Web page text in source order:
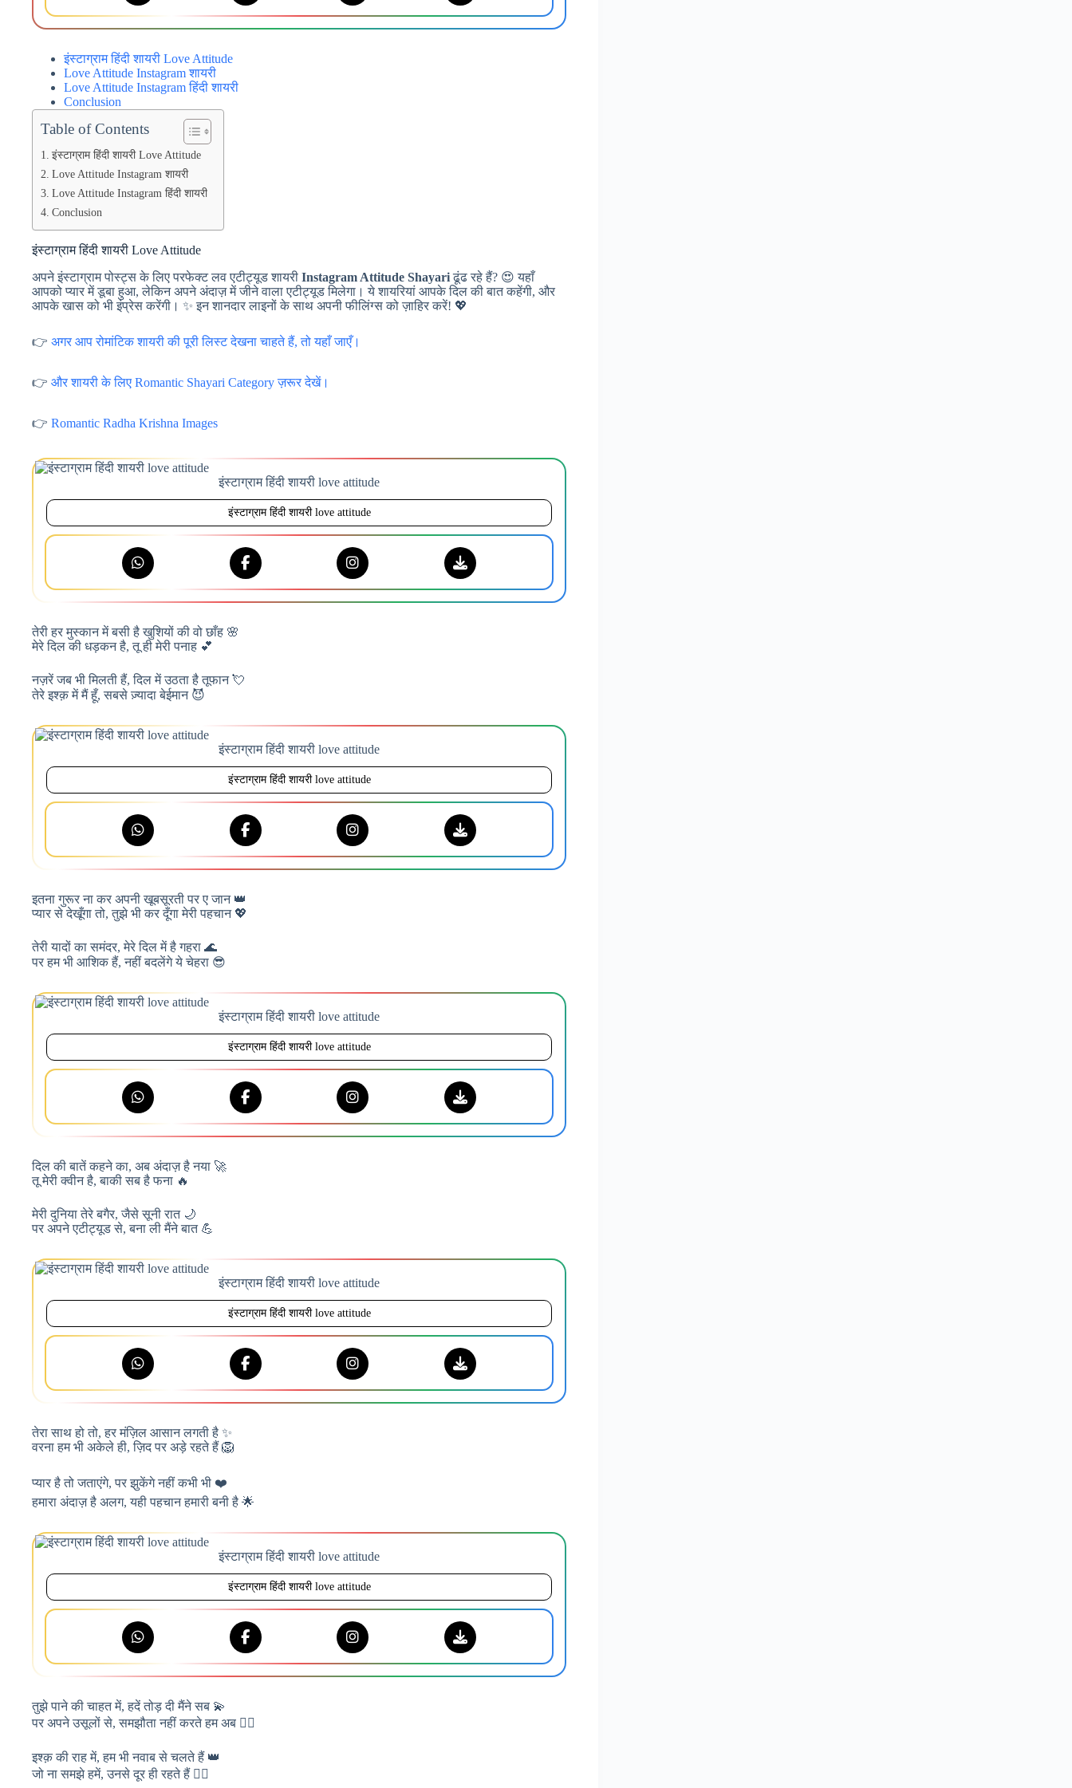
इंस्टाग्राम हिंदी शायरी Love Attitude
Love Attitude Instagram शायरी
Love Attitude Instagram हिंदी शायरी
Conclusion
Table of Contents
इंस्टाग्राम हिंदी शायरी Love Attitude
Love Attitude Instagram शायरी
Love Attitude Instagram हिंदी शायरी
Conclusion
इंस्टाग्राम हिंदी शायरी Love Attitude
अपने इंस्टाग्राम पोस्ट्स के लिए परफेक्ट लव एटीट्यूड शायरी Instagram Attitude Shayariढूंढ रहे हैं? 😍 यहाँ
आपको प्यार में डूबा हुआ, लेकिन अपने अंदाज़ में जीने वाला एटीट्यूड मिलेगा। ये शायरियां आपके दिल की बात कहेंगी, और
आपके खास को भी इंप्रेस करेंगी। ✨ इन शानदार लाइनों के साथ अपनी फीलिंग्स को ज़ाहिर करें! 💖
👉 अगर आप रोमांटिक शायरी की पूरी लिस्ट देखना चाहते हैं, तो यहाँ जाएँ।
👉 और शायरी के लिए Romantic Shayari Category ज़रूर देखें।
👉 Romantic Radha Krishna Images
इंस्टाग्राम हिंदी शायरी love attitude
इंस्टाग्राम हिंदी शायरी love attitude
तेरी हर मुस्कान में बसी है खुशियों की वो छाँह 🌸
मेरे दिल की धड़कन है, तू ही मेरी पनाह 💕
नज़रें जब भी मिलती हैं, दिल में उठता है तूफान 💘
तेरे इश्क़ में मैं हूँ, सबसे ज़्यादा बेईमान 😈
इंस्टाग्राम हिंदी शायरी love attitude
इंस्टाग्राम हिंदी शायरी love attitude
इतना गुरूर ना कर अपनी खूबसूरती पर ए जान 👑
प्यार से देखूँगा तो, तुझे भी कर दूँगा मेरी पहचान 💖
तेरी यादों का समंदर, मेरे दिल में है गहरा 🌊
पर हम भी आशिक हैं, नहीं बदलेंगे ये चेहरा 😎
इंस्टाग्राम हिंदी शायरी love attitude
इंस्टाग्राम हिंदी शायरी love attitude
दिल की बातें कहने का, अब अंदाज़ है नया 🚀
तू मेरी क्वीन है, बाकी सब है फना 🔥
मेरी दुनिया तेरे बगैर, जैसे सूनी रात 🌙
पर अपने एटीट्यूड से, बना ली मैंने बात 💪
इंस्टाग्राम हिंदी शायरी love attitude
इंस्टाग्राम हिंदी शायरी love attitude
तेरा साथ हो तो, हर मंज़िल आसान लगती है ✨
वरना हम भी अकेले ही, ज़िद पर अड़े रहते हैं 🦁
प्यार है तो जताएंगे, पर झुकेंगे नहीं कभी भी ❤️
हमारा अंदाज़ है अलग, यही पहचान हमारी बनी है 🌟
इंस्टाग्राम हिंदी शायरी love attitude
इंस्टाग्राम हिंदी शायरी love attitude
तुझे पाने की चाहत में, हदें तोड़ दी मैंने सब 💫
पर अपने उसूलों से, समझौता नहीं करते हम अब 🙅‍♂️
इश्क़ की राह में, हम भी नवाब से चलते हैं 👑
जो ना समझे हमें, उनसे दूर ही रहते हैं 🚶‍♂️